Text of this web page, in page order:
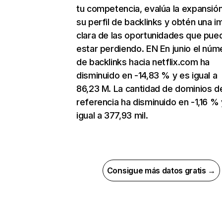
tu competencia, evalúa la
su perfil de backlinks y obtén una
clara de las oportunidades que
estar perdiendo. EN En junio el
de backlinks hacia netflix.com ha
disminuido en -14,83 % y es igual a
86,23 M. La cantidad de dominios
referencia ha disminuido en -1,16 %
igual a 377,93 mil.
Consigue más datos gratis →